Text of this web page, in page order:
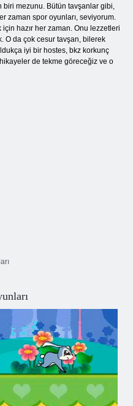
biri mezunu. Bütün tavşanlar gibi,
zaman spor oyunları, seviyorum.
hazır her zaman. Onu lezzetleri
O da çok cesur tavşan, bilerek
iyi bir hostes, bkz korkunç
de tekme göreceğiz ve o